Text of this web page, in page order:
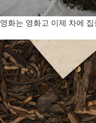
영화는 영화고 이제 차에